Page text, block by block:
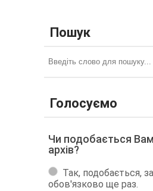
Пошук
Голосуємо
Чи подобається
архів?
Так, подобається,
обов'язково ще раз.